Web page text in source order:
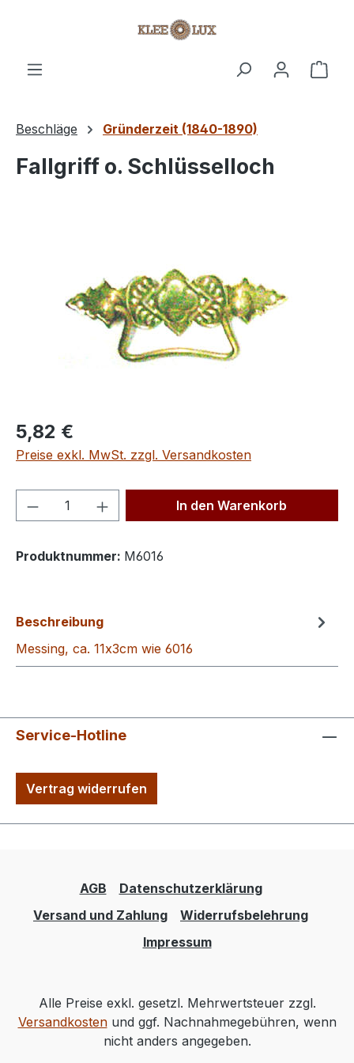
Beschläge Gründerzeit (1840-1890)
Fallgriff o. Schlüsselloch
Regulärer Preis:
5,82 €
Preise exkl. MwSt. zzgl. Versandkosten
Produkt Anzahl: Gib denIn den Warenkorb
Produktnummer: M6016
Beschreibung
Messing, ca. 11x3cm wie 6016
Service-Hotline
Vertrag widerrufen
AGB
Datenschutzerklärung
Versand und Zahlung
Widerrufsbelehrung
Impressum
Alle Preise exkl. gesetzl. Mehrwertsteuer zzgl.
Versandkostenund ggf. Nachnahmegebühren, wenn
nicht anders angegeben.